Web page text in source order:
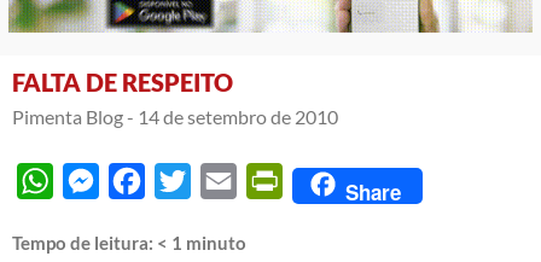
FALTA DE RESPEITO
Pimenta Blog - 14 de setembro de 2010
WhatsAppMessengerFacebook
Twitter Email PrintFriendly
Share
Tempo de leitura: < 1 minuto